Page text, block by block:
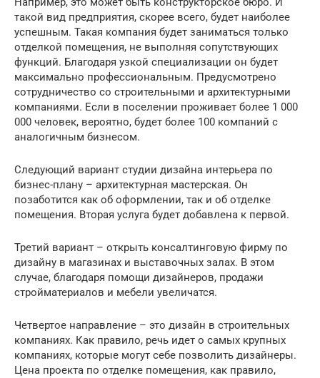
такой вид предприятия, скорее всего, будет наиболее
успешным. Такая компания будет заниматься только
отделкой помещения, не выполняя сопутствующих
функций. Благодаря узкой специализации он будет
максимально профессиональным. Предусмотрено
сотрудничество со строительными и архитектурными
компаниями. Если в поселении проживает более 1 000
000 человек, вероятно, будет более 100 компаний с
аналогичным бизнесом.
Следующий вариант студии дизайна интерьера по
бизнес-плану – архитектурная мастерская. Он
позаботится как об оформлении, так и об отделке
помещения. Вторая услуга будет добавлена ​​к первой.
Третий вариант – открыть консалтинговую фирму по
дизайну в магазинах и выставочных залах. В этом
случае, благодаря помощи дизайнеров, продажи
стройматериалов и мебели увеличатся.
Четвертое направление – это дизайн в строительных
компаниях. Как правило, речь идет о самых крупных
компаниях, которые могут себе позволить дизайнеры.
Цена проекта по отделке помещения, как правило,